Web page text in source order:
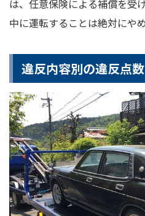
は、任意保険による補償を受
中に運転することは絶対にや
違反内容別の違反点数